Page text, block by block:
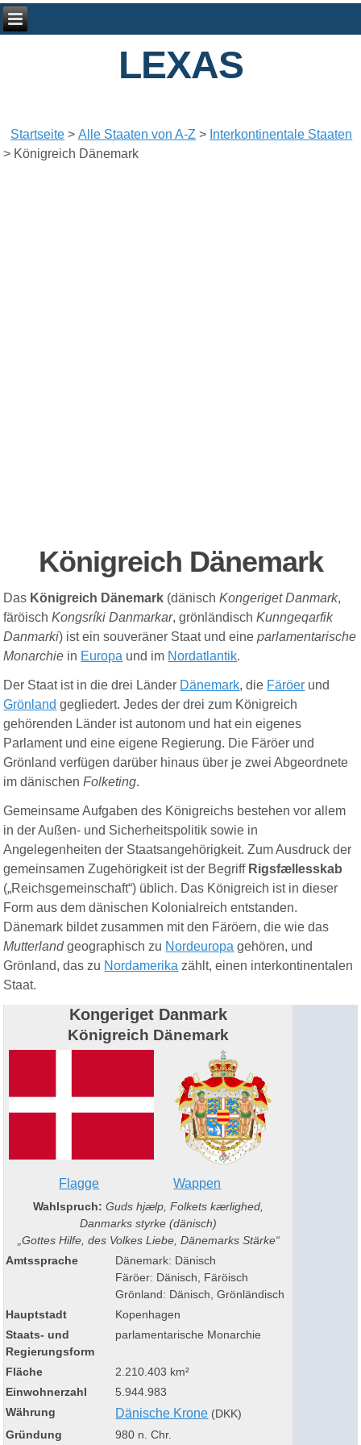
LEXAS
Startseite >Alle Staaten von A-Z > Interkontinentale Staaten
> Königreich Dänemark
Königreich Dänemark
Das Königreich Dänemark (dänisch Kongeriget Danmark,
färöisch Kongsríki Danmarkar,grönländisch Kunngeqarfik
Danmarki) ist ein souveräner Staat und eineparlamentarische
Monarchie in Europa und im Nordatlantik.
Der Staat ist in die drei Länder Dänemark, die Färöer und
Grönland gegliedert. Jedes der drei zum Königreich
gehörenden Länder ist autonom und hat ein eigenes
Parlament und eine eigene Regierung. Die Färöer und
Grönland verfügen darüber hinaus über je zwei Abgeordnete
im dänischenFolketing.
Gemeinsame Aufgaben des Königreichs bestehen vor allem
in der Außen- und Sicherheitspolitik sowie in
Angelegenheiten der Staatsangehörigkeit. Zum Ausdruck der
gemeinsamen Zugehörigkeit ist der Begriff Rigsfællesskab
(„Reichsgemeinschaft“) üblich. Das Königreich ist in dieser
Form aus dem dänischen Kolonialreich entstanden.
Dänemark bildet zusammen mit den Färöern, die wie das
Mutterland geographisch zu Nordeuropa gehören, und
Grönland, das zu Nordamerika zählt, einen interkontinentalen
Staat.
Kongeriget Danmark
Königreich Dänemark
Flagge Wappen
Wahlspruch: Guds hjælp, Folkets kærlighed,
Danmarks styrke (dänisch)
„Gottes Hilfe, des Volkes Liebe, Dänemarks Stärke“
Amtssprache
Dänemark: Dänisch
Färöer: Dänisch, Färöisch
Grönland: Dänisch, Grönländisch
Hauptstadt
Kopenhagen
Staats- und
Regierungsform
parlamentarische Monarchie
Fläche
2.210.403 km²
Einwohnerzahl
5.944.983
Währung
Dänische Krone (DKK)
Gründung
980 n. Chr.